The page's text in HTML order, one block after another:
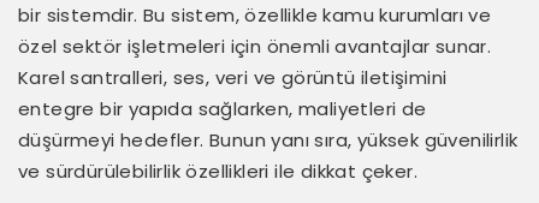
bir sistemdir. Bu sistem, özellikle kamu kurumları ve
özel sektör işletmeleri için önemli avantajlar sunar.
Karel santralleri, ses, veri ve görüntü iletişimini
entegre bir yapıda sağlarken, maliyetleri de
düşürmeyi hedefler. Bunun yanı sıra, yüksek güvenilirlik
ve sürdürülebilirlik özellikleri ile dikkat çeker.